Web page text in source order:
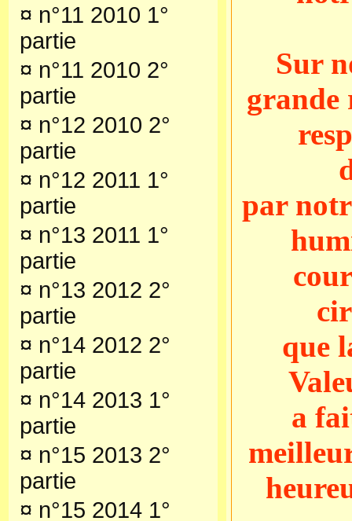
¤ n°11 2010 1°
partie
¤ n°11 2010 2°
partie
¤ n°12 2010 2°
partie
¤ n°12 2011 1°
partie
¤ n°13 2011 1°
partie
¤ n°13 2012 2°
partie
¤ n°14 2012 2°
partie
¤ n°14 2013 1°
partie
¤ n°15 2013 2°
partie
¤ n°15 2014 1°
Sur
grande
par
que
a